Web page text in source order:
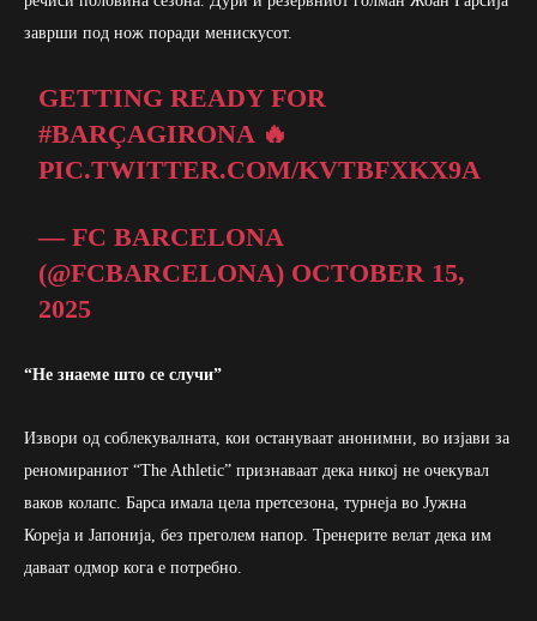
заврши под нож поради менискусот.
GETTING READY FOR
#BARÇAGIRONA🔥
PIC.TWITTER.COM/KVTBFXKX9A
— FC BARCELONA
(@FCBARCELONA) OCTOBER 15,
2025
“Не знаеме што се случи”
Извори од соблекувалната, кои остануваат анонимни, во изјави за
реномираниот “The Athletic” признаваат дека никој не очекувал
ваков колапс. Барса имала цела претсезона, турнеја во Јужна
Кореја и Јапонија, без преголем напор. Тренерите велат дека им
даваат одмор кога е потребно.